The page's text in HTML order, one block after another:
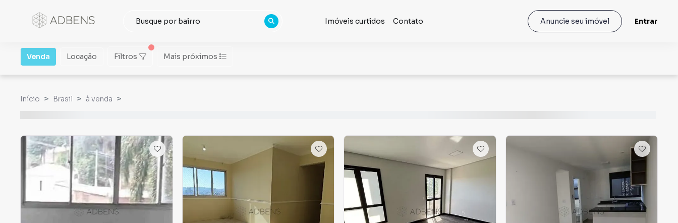
Imóveis curtidos Contato Anuncie seu imóvel Entrar
Venda Locação Filtros Mais próximos
Início Brasil à venda